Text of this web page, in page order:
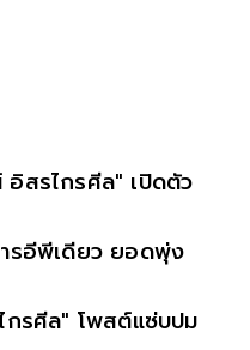
สรไกรศีล" เปิดตัว
รอีพีเดียว ยอดพุ่ง
รศีล" โพสต์แซ่บปม